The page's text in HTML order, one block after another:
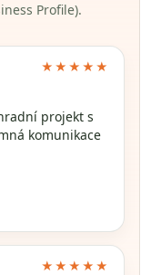
Profile).
★★★★★
projekt s
komunikace
★★★★★